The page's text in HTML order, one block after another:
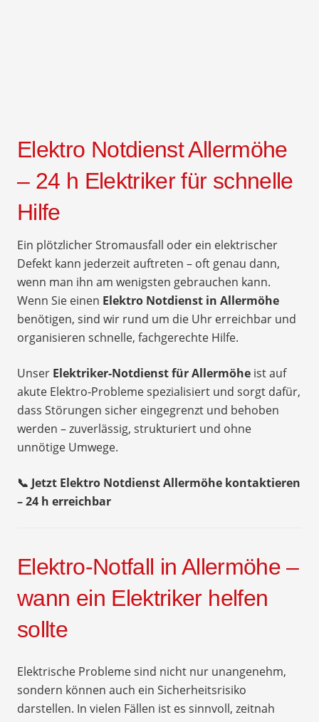
Elektro Notdienst Allermöhe
– 24 h Elektriker für schnelle
Hilfe
Ein plötzlicher Stromausfall oder ein elektrischer
Defekt kann jederzeit auftreten – oft genau dann,
wenn man ihn am wenigsten gebrauchen kann.
Wenn Sie einen Elektro Notdienst in Allermöhe
benötigen, sind wir rund um die Uhr erreichbar und
organisieren schnelle, fachgerechte Hilfe.
Unser Elektriker-Notdienst für Allermöhe ist auf
akute Elektro-Probleme spezialisiert und sorgt dafür,
dass Störungen sicher eingegrenzt und behoben
werden – zuverlässig, strukturiert und ohne
unnötige Umwege.
📞 Jetzt Elektro Notdienst Allermöhe kontaktieren
– 24 h erreichbar
Elektro-Notfall in Allermöhe –
wann ein Elektriker helfen
sollte
Elektrische Probleme sind nicht nur unangenehm,
sondern können auch ein Sicherheitsrisiko
darstellen. In vielen Fällen ist es sinnvoll, zeitnah